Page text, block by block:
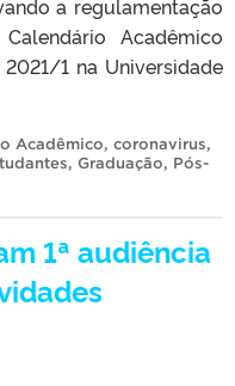
a regulamentação
Acadêmico
1 na Universidade
Acadêmico, coronavirus,
, Graduação, Pós-
1ª audiência